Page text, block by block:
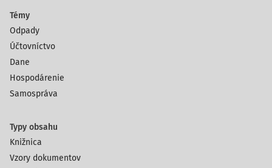
Témy
Odpady
Účtovníctvo
Dane
Hospodárenie
Samospráva
Typy obsahu
Knižnica
Vzory dokumentov